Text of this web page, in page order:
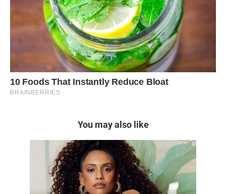
You may also like